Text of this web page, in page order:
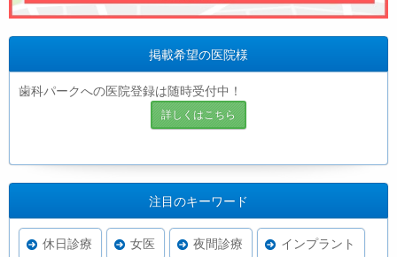
掲載希望の医院様
歯科パークへの医院登録は随時受付中！
詳しくはこちら
注目のキーワード
休日診療 女医 夜間診療 インプラント